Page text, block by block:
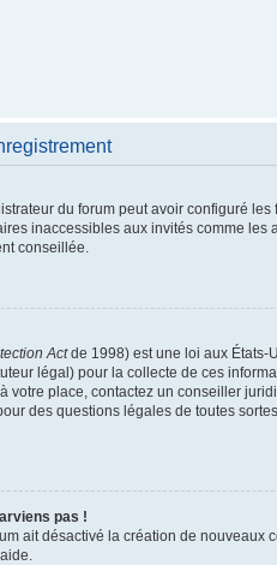
du forum peut avoir configuré
inaccessibles aux invités comme
conseillée.
Actde 1998) est une loi aux États-
légal) pour la collecte de ces
votre place, contactez un conseiller
des questions légales de toutes
pas !
ait désactivé la création de